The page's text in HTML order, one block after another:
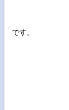
～一日７
です。